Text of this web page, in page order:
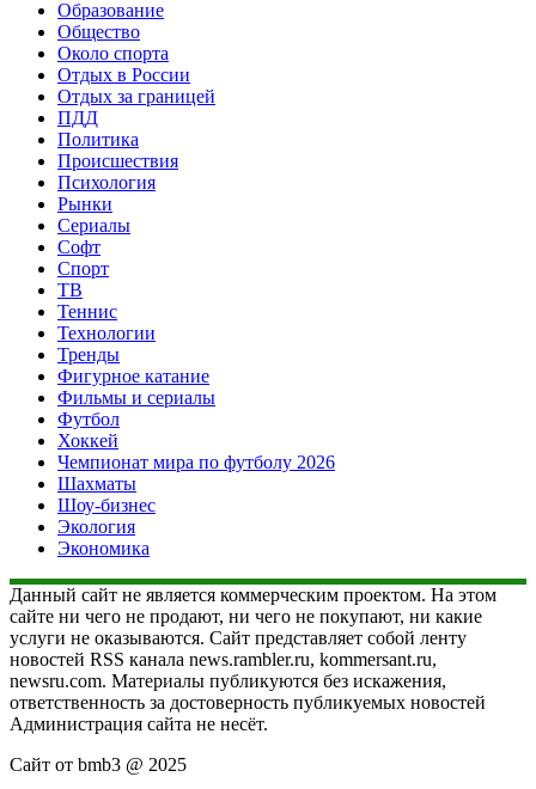
Образование
Общество
Около спорта
Отдых в России
Отдых за границей
ПДД
Политика
Происшествия
Психология
Рынки
Сериалы
Софт
Спорт
ТВ
Теннис
Технологии
Тренды
Фигурное катание
Фильмы и сериалы
Футбол
Хоккей
Чемпионат мира по футболу 2026
Шахматы
Шоу-бизнес
Экология
Экономика
Данный сайт не является коммерческим проектом. На этом
сайте ни чего не продают, ни чего не покупают, ни какие
услуги не оказываются. Сайт представляет собой ленту
новостей RSS канала news.rambler.ru, kommersant.ru,
newsru.com. Материалы публикуются без искажения,
ответственность за достоверность публикуемых новостей
Администрация сайта не несёт.
Сайт от bmb3 @ 2025